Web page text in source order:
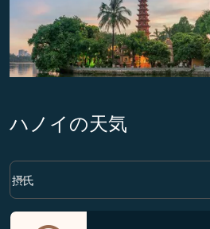
ハノイの天気
Weather unit option 摂氏 Selected
摂氏
keyboard_arrow_down